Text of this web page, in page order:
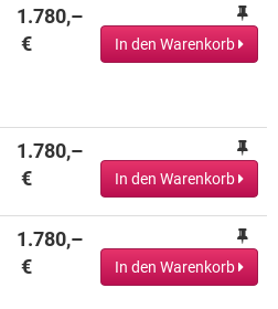
1.780,–
€
In den Warenkorb
1.780,–
€
In den Warenkorb
1.780,–
€
In den Warenkorb